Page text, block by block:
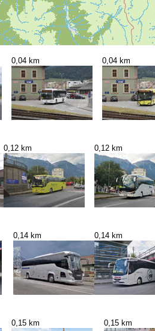
0,04 km 0,04 km
0,12 km 0,12 km
0,14 km 0,14 km
0,15 km 0,15 km